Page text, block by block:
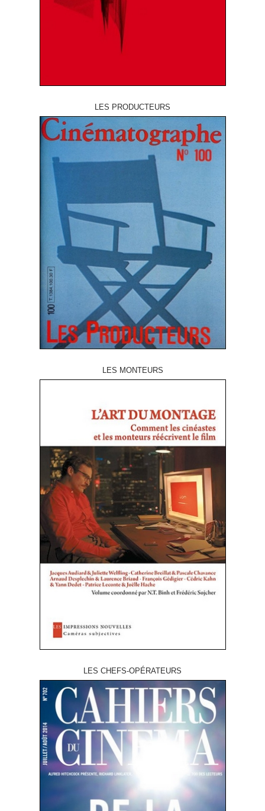
LES PRODUCTEURS
LES MONTEURS
LES CHEFS-OPÉRATEURS